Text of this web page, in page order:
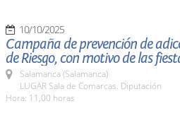
10/10/2025
Campaña de prevención de
de Riesgo, con motivo de las
Salamanca (Salamanca)
LUGAR Sala de Comarcas. Diputación
Hora: 11,00 horas